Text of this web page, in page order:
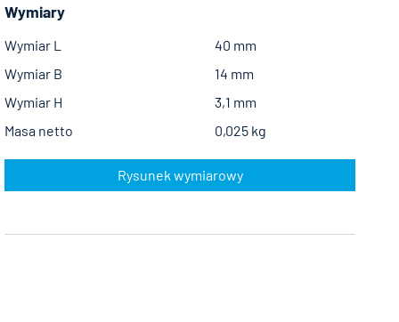
Wymiary
Wymiar L
40 mm
Wymiar B
14 mm
Wymiar H
3,1 mm
Masa netto
0,025 kg
Rysunek wymiarowy